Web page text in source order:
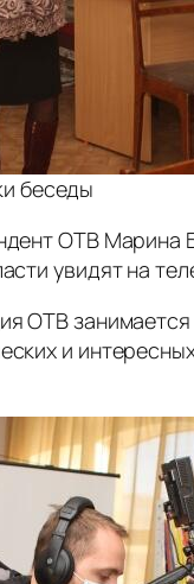
беседы
ОТВ Марина
увидят на
ОТВ
и